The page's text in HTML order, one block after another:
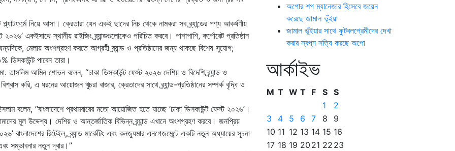
নিয়ে আসা। ক্রেতারা যেন একই ছাদের নিচ থেকে নামকরা সব ব্র্যান্ডের পণ্য আকর্ষণীয়
একইসাথে স্থানীয় রাইজিং ব্র্যান্ডগুলোকেও পরিচিত করবে। পাশাপাশি, কর্পোরেট প্রতিষ্ঠান
মেলায় অংশগ্রহণ করতে আগ্রহী ব্র্যান্ড ও প্রতিষ্ঠানের জন্য থাকছে বিশেষ সুযোগ;
ডিসকাউন্ট পাবেন তারা।
তাসলিম আমিন শোভন বলেন, “ঢাকা ডিসকাউন্ট ফেস্ট ২০২৬ দেশিয় ও বিদেশি ব্র্যান্ড ও
করি, এ ধরনের আয়োজন খুচরা বাজার, ক্রেতাদের সাথে ব্র্যান্ড-প্রতিষ্ঠানের সম্পর্ক বৃদ্ধি ও
বলেন, “বাংলাদেশে প্রথমবারের মতো আয়োজিত হতে যাচ্ছে ‘ঢাকা ডিসকাউন্ট ফেস্ট ২০২৬’।
মূল উদ্দেশ্য। দেশিয় ও আন্তর্জাতিক বিভিন্ন ব্র্যান্ড এখানে অংশগ্রহণ করবে। জনপ্রিয়
বাংলাদেশের রিটেইল, ব্র্যান্ড মার্কেটিং এবং কনজ্যুমার এনগেজমেন্টে একটি নতুন অধ্যায়ের সূচনা
সম্ভাবনার নতুন দ্বার।”
অপোর শপ ম্যানেজার হিসেবে জয়েন
করেছে জামাল ভূঁইয়া
জামাল ভূঁইয়ার সাথে ফুটবলপ্রেমীদের দেখা
করার স্বপ্ন সত্যি করছে অপো
আর্কাইভ
M T W T F S S
1
2
3
4 5 6 7 8
9
10 11 12 13 14 15 16
17 18 19 20 21 22 23